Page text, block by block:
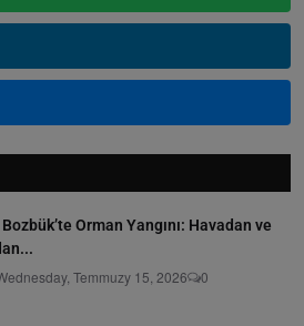
Orman Yangını: Havadan ve
Temmuzy 15, 2026 0